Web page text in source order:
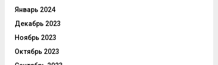
Январь 2024
Декабрь 2023
Ноябрь 2023
Октябрь 2023